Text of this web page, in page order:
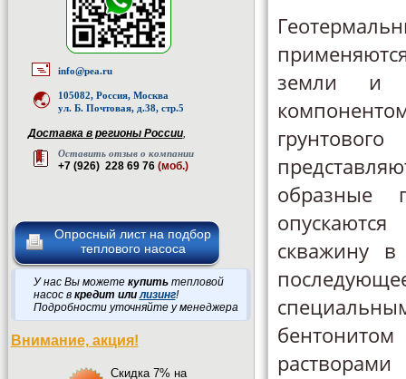
info@pea.ru
105082, Россия, Москва
ул. Б. Почтовая, д.38, стр.5
Доставка в регионы России,
Оставить отзыв о компании
+7 (926) 228 69 76 (моб.)
Опросный лист на подбор
теплового насоса
У нас Вы можете купитьтепловой
насос в кредит илилизинг!
Подробности уточняйте у менеджера
Внимание, акция!
Cкидка 7% на
земли и
образные
скважину в